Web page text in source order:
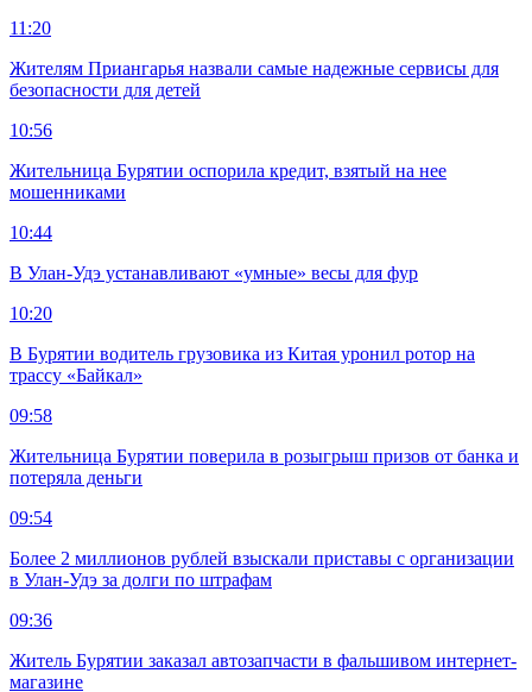
11:20
Жителям Приангарья назвали самые надежные сервисы для
безопасности для детей
10:56
Жительница Бурятии оспорила кредит, взятый на нее
мошенниками
10:44
В Улан-Удэ устанавливают «умные» весы для фур
10:20
В Бурятии водитель грузовика из Китая уронил ротор на
трассу «Байкал»
09:58
Жительница Бурятии поверила в розыгрыш призов от банка и
потеряла деньги
09:54
Более 2 миллионов рублей взыскали приставы с организации
в Улан-Удэ за долги по штрафам
09:36
Житель Бурятии заказал автозапчасти в фальшивом интернет-
магазине